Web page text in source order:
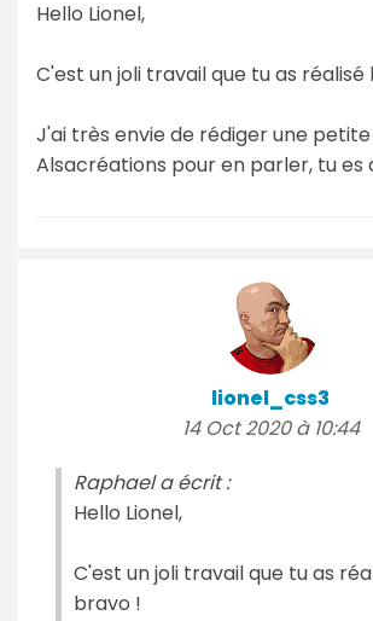
Hello Lionel,
C'est un joli travail que tu as réalisé
J'ai très envie de rédiger une
Alsacréations pour en parler, tu es
lionel_css3
14 Oct 2020 à 10:44
Raphael a écrit :
Hello Lionel,
C'est un joli travail que tu as
bravo !